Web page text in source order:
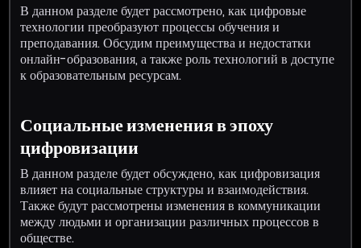
В данном разделе будет рассмотрено, как цифровые
технологии преобразуют процессы обучения и
преподавания. Обсудим преимущества и недостатки
онлайн-образования, а также роль технологий в доступе
к образовательным ресурсам.
Социальные изменения в эпоху
цифровизации
В данном разделе будет обсуждено, как цифровизация
влияет на социальные структуры и взаимодействия.
Также будут рассмотрены изменения в коммуникации
между людьми и организации различных процессов в
обществе.